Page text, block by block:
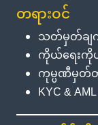
တရားဝင်
သတ်မှတ်ချက်
ကိုယ်ရေးကို
ကုမ္ပဏီမှတ်
KYC & AML